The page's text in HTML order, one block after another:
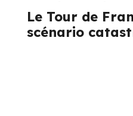
Le Tour de
scénario